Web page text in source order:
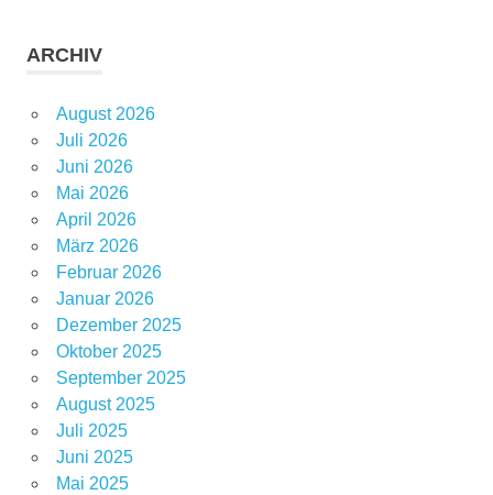
ARCHIV
August 2026
Juli 2026
Juni 2026
Mai 2026
April 2026
März 2026
Februar 2026
Januar 2026
Dezember 2025
Oktober 2025
September 2025
August 2025
Juli 2025
Juni 2025
Mai 2025